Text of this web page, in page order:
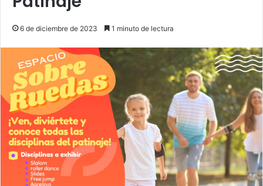
6 de diciembre de 2023 1 minuto de lectura